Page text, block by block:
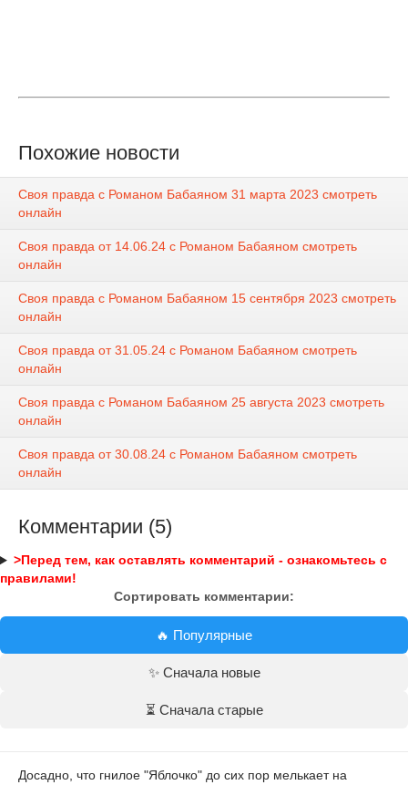
Похожие новости
Своя правда с Романом Бабаяном 31 марта 2023 смотреть
онлайн
Своя правда от 14.06.24 с Романом Бабаяном смотреть
онлайн
Своя правда с Романом Бабаяном 15 сентября 2023 смотреть
онлайн
Своя правда от 31.05.24 с Романом Бабаяном смотреть
онлайн
Своя правда с Романом Бабаяном 25 августа 2023 смотреть
онлайн
Своя правда от 30.08.24 с Романом Бабаяном смотреть
онлайн
Комментарии (5)
>Перед тем, как оставлять комментарий - ознакомьтесь с
правилами!
Сортировать комментарии:
🔥 Популярные
✨ Сначала новые
⏳ Сначала старые
Досадно, что гнилое "Яблочко" до сих пор мелькает на